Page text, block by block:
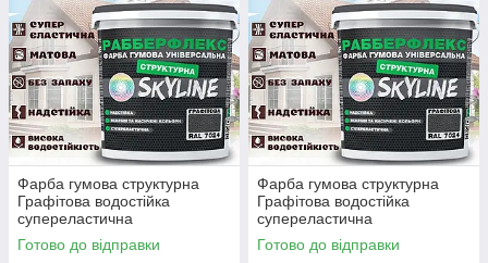
Фарба гумова структурна
Графітова водостійка
супереластична
універсальна емаль
«РабберФлекс» SkyLine для
Готово до відправки
Фарба гумова структурна
Графітова водостійка
супереластична
універсальна емаль
«РабберФлекс» SkyLine для
Готово до відправки